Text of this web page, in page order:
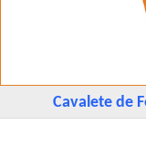
Cavalete de